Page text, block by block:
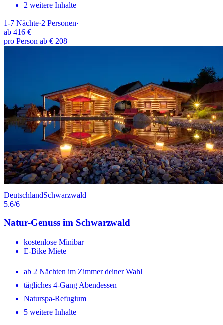
2 weitere Inhalte
1-7 Nächte·2 Personen·
ab 416 €
pro Person ab € 208
DeutschlandSchwarzwald
5.6/6
Natur-Genuss im Schwarzwald
kostenlose Minibar
E-Bike Miete
ab 2 Nächten im Zimmer deiner Wahl
tägliches 4-Gang Abendessen
Naturspa-Refugium
5 weitere Inhalte